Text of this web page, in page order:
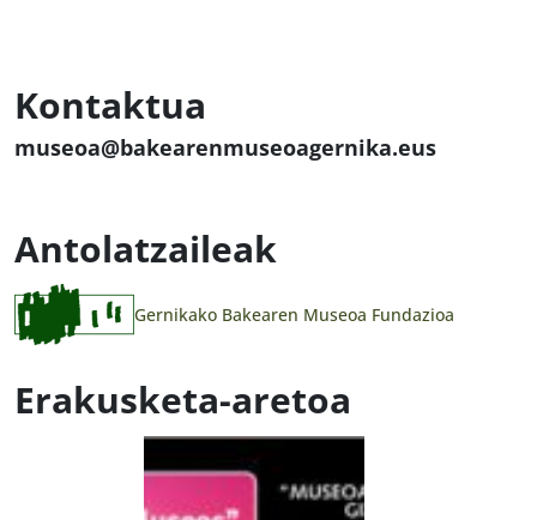
Kontaktua
museoa@bakearenmuseoagernika.eus
Antolatzaileak
Gernikako Bakearen Museoa Fundazioa
Erakusketa-aretoa